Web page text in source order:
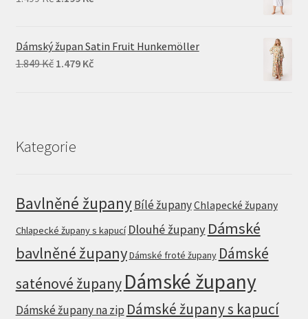
1.499 Kč.1.199 Kč.
Dámský župan Satin Fruit Hunkemöller
1.849Kč Original
1.479 KčCurrent
Kategorie
Bavlněné županyBílé županyChlapecké župany
Chlapecké župany s kapucí Dlouhé župany Dámské
bavlněné županyDámské froté župany Dámské
saténové župany Dámské župany
Dámské župany na zip Dámské župany s kapucí